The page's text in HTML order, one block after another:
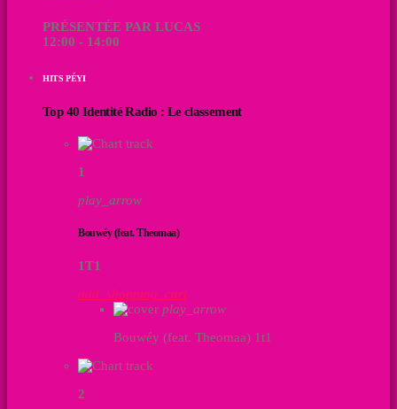
PRÉSENTÉE PAR LUCAS
12:00 - 14:00
HITS PÉYI
Top 40 Identité Radio : Le classement
1
play_arrow
Bouwéy (feat. Theomaa)
1T1
add_shopping_cart
play_arrow
Bouwéy (feat. Theomaa) 1t1
2